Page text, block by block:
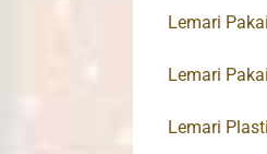
Lemari
Lemari
Lemari